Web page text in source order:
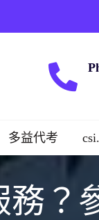
多益代考
？